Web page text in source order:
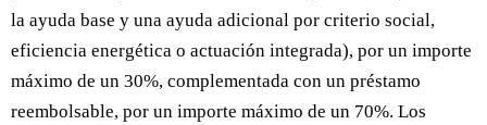
la ayuda base y una ayuda adicional por criterio social,
eficiencia energética o actuación integrada), por un importe
máximo de un 30%, complementada con un préstamo
reembolsable, por un importe máximo de un 70%. Los